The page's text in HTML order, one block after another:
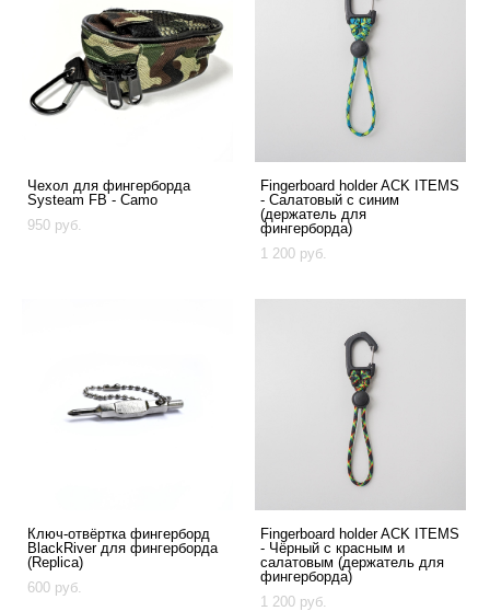
Чехол для фингерборда
Systeam FB - Camo
950 pуб.
Fingerboard holder ACK ITEMS
- Cалатовый с синим
(держатель для
фингерборда)
1 200 pуб.
Ключ-отвёртка фингерборд
BlackRiver для фингерборда
(Replica)
600 pуб.
Fingerboard holder ACK ITEMS
- Чёрный с красным и
салатовым (держатель для
фингерборда)
1 200 pуб.